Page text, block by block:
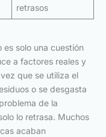
retrasos
es solo una cuestión
a factores reales y
que se utiliza el
o se desgasta
de la
lo retrasa. Muchos
acaban